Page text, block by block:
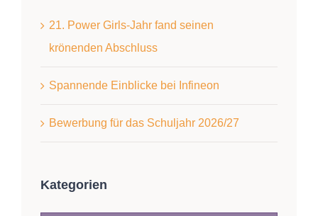
21. Power Girls-Jahr fand seinen
krönenden Abschluss
Spannende Einblicke bei Infineon
Bewerbung für das Schuljahr 2026/27
Kategorien